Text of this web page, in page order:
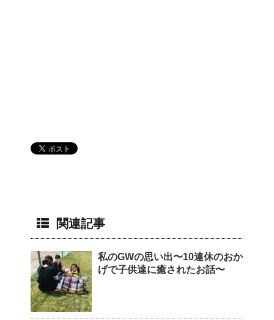
関連記事
私のGWの思い出〜10連休のおか
げで子供達に癒されたお話〜